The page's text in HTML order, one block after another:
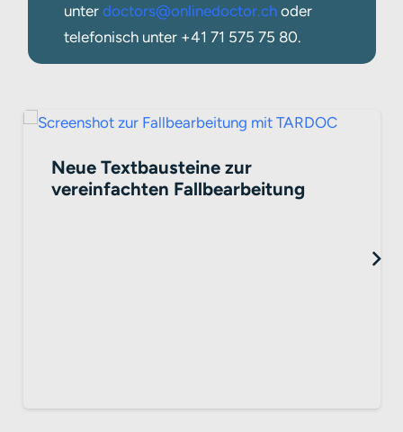
unter doctors@onlinedoctor.ch oder
telefonisch unter +41 71 575 75 80.
Neue Textbausteine zur
vereinfachten Fallbearbeitung